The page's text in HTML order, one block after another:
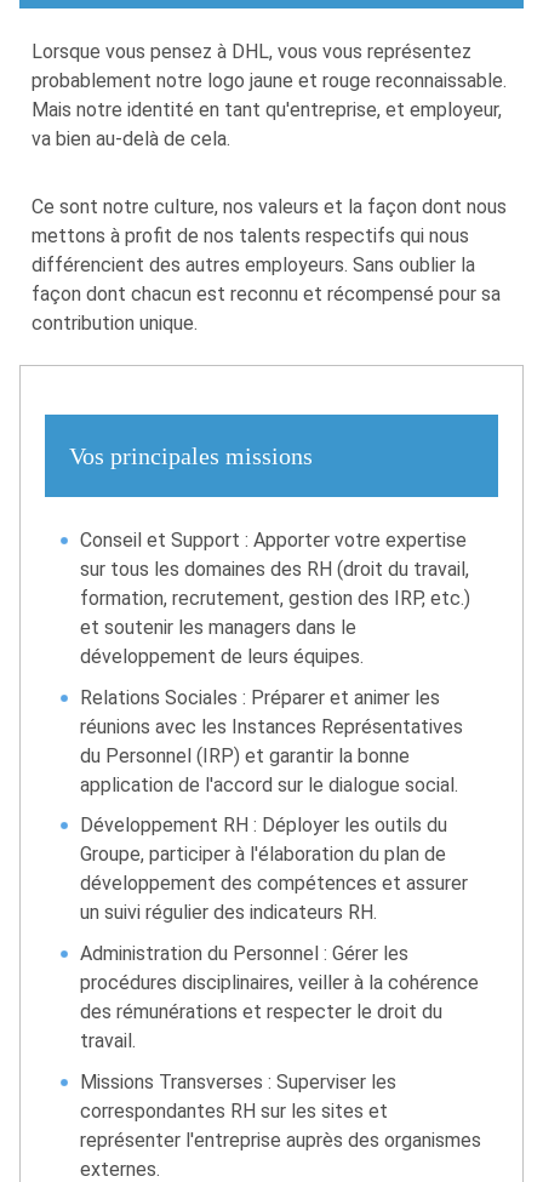
​​Lorsque vous pensez à DHL, vous vous représentez
probablement notre logo jaune et rouge reconnaissable.
Mais notre identité en tant qu'entreprise, et employeur,
va bien au-delà de cela.
Ce sont notre culture, nos valeurs et la façon dont nous
mettons à profit de nos talents respectifs qui nous
différencient des autres employeurs. Sans oublier la
façon dont chacun est reconnu et récompensé pour sa
contribution unique.
Vos principales missions
Conseil et Support : Apporter votre expertise
sur tous les domaines des RH (droit du travail,
formation, recrutement, gestion des IRP, etc.)
et soutenir les managers dans le
développement de leurs équipes.
Relations Sociales : Préparer et animer les
réunions avec les Instances Représentatives
du Personnel (IRP) et garantir la bonne
application de l'accord sur le dialogue social.
Développement RH : Déployer les outils du
Groupe, participer à l'élaboration du plan de
développement des compétences et assurer
un suivi régulier des indicateurs RH.
Administration du Personnel : Gérer les
procédures disciplinaires, veiller à la cohérence
des rémunérations et respecter le droit du
travail.
Missions Transverses : Superviser les
correspondantes RH sur les sites et
représenter l'entreprise auprès des organismes
externes.